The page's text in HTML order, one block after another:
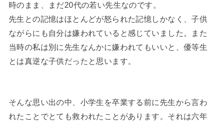
時のまま、まだ20代の若い先生なのです。
先生との記憶はほとんどが怒られた記憶しかなく、子供
ながらにも自分は嫌われていると感じていました。また
当時の私は別に先生なんかに嫌われてもいいと、優等生
とは真逆な子供だったと思います。
そんな思い出の中、小学生を卒業する前に先生から言わ
れたことでとても救われたことがあります。それは六年